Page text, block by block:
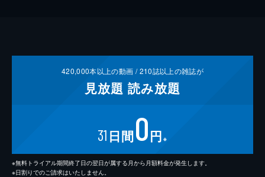
420,000本以上の動画 /210誌以上の雑誌が
見放題 読み放題
31 日間0円 ※
※無料トライアル期間終了日の翌日が属する月から月額料金が発生します。
※日割りでのご請求はいたしません。